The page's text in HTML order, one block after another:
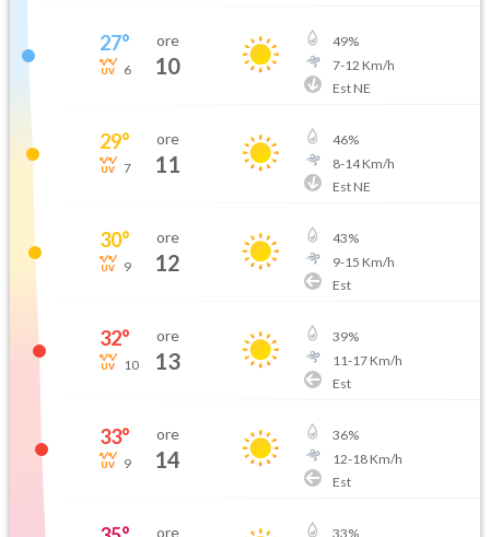
27°
6
ore
10
49%
7-12 Km/h
Est NE
29°
7
ore
11
46%
8-14Km/h
Est NE
30°
9
ore
12
43%
9-15 Km/h
Est
32°
10
ore
13
39%
11-17Km/h
Est
33°
9
ore
14
36%
12-18Km/h
Est
ore 33%